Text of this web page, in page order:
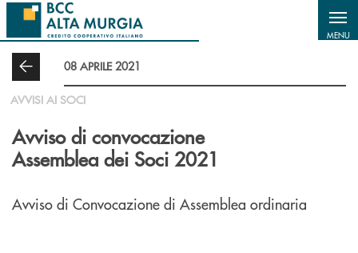
Salta al contenuto principale
MENU
08 APRILE 2021
AVVISI AI SOCI
Avviso di convocazione
Assemblea dei Soci 2021
Avviso di Convocazione di Assemblea ordinaria